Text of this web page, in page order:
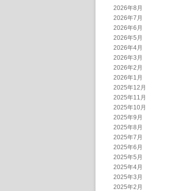
2026年8月
2026年7月
2026年6月
2026年5月
2026年4月
2026年3月
2026年2月
2026年1月
2025年12月
2025年11月
2025年10月
2025年9月
2025年8月
2025年7月
2025年6月
2025年5月
2025年4月
2025年3月
2025年2月